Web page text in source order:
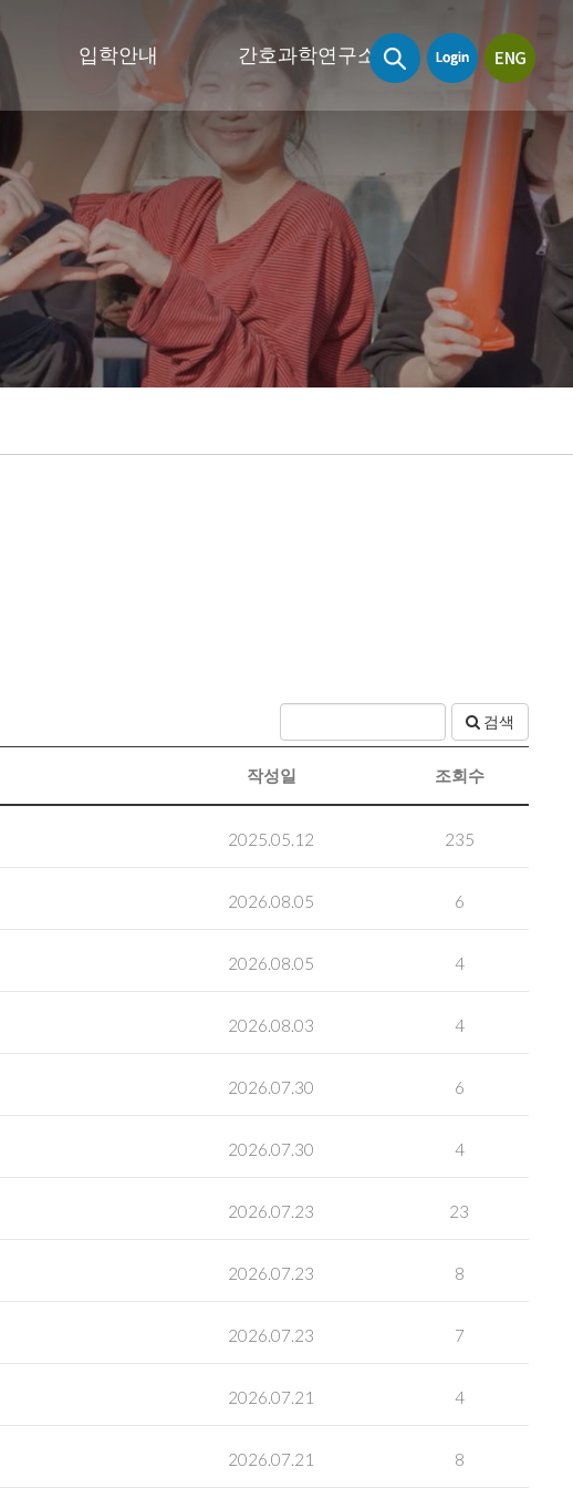
입학안내 간호과학연구소
검색
작성일 조회수
2025.05.12 235
2026.08.05 6
2026.08.05 4
2026.08.03 4
2026.07.30 6
2026.07.30 4
2026.07.23 23
2026.07.23 8
2026.07.23 7
2026.07.21 4
2026.07.21 8